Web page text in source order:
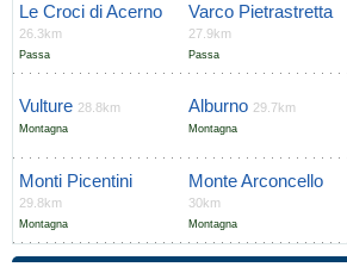
Le Croci di Acerno
26.3km
Passa
Varco Pietrastretta
27.9km
Passa
Vulture 28.8km
Montagna
Alburno 29.7km
Montagna
Monti Picentini
29.8km
Montagna
Monte Arconcello
30km
Montagna